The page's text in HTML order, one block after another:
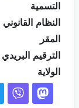
التسمية
النظام القانوني
المقر
الترقيم البريدي
الولاية